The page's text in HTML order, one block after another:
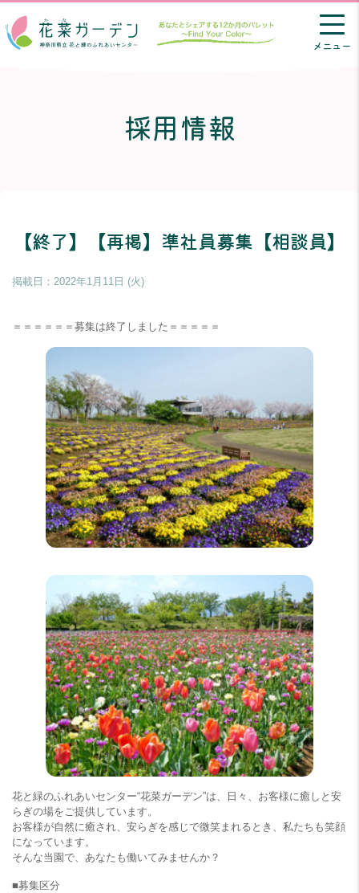
メニュー
採用情報
【終了】【再掲】準社員募集【相談員】
掲載日：2022年1月11日 (火)
＝＝＝＝＝＝募集は終了しました＝＝＝＝＝
花と緑のふれあいセンター“花菜ガーデン”は、日々、お客様に癒しと安
らぎの場をご提供しています。
お客様が自然に癒され、安らぎを感じで微笑まれるとき、私たちも笑顔
になっています。
そんな当園で、あなたも働いてみませんか？
■募集区分